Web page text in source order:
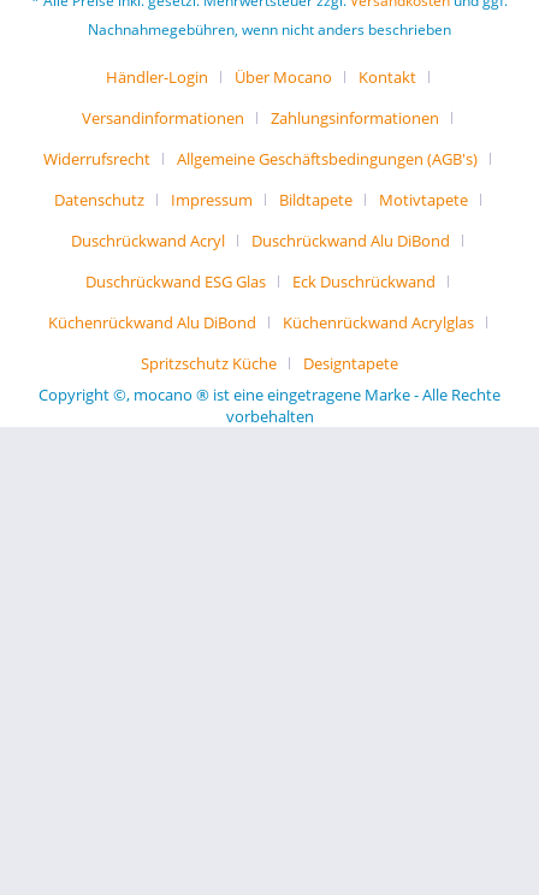
Nachnahmegebühren, wenn nicht anders beschrieben
Händler-Login Über Mocano
Kontakt
Versandinformationen
Zahlungsinformationen
Widerrufsrecht
Allgemeine Geschäftsbedingungen (AGB's)
Datenschutz
Impressum Bildtapete
Motivtapete
Duschrückwand Acryl
Duschrückwand Alu DiBond
Duschrückwand ESG Glas
Eck Duschrückwand
Küchenrückwand Alu DiBond
Küchenrückwand Acrylglas
Spritzschutz Küche
Designtapete
Copyright ©, mocano ® ist eine eingetragene Marke - Alle Rechte
vorbehalten